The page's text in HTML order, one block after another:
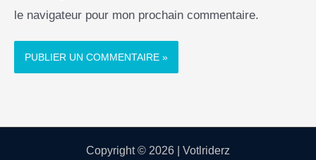
le navigateur pour mon prochain commentaire.
Copyright © 2026 | Votlriderz